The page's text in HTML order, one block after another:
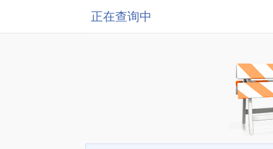
正在查询中